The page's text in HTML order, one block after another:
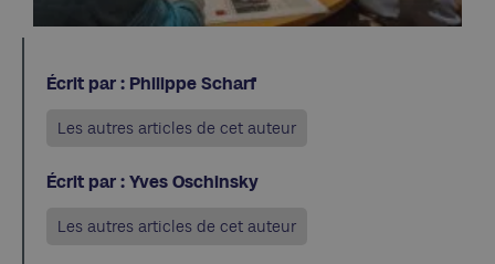
Écrit par : Philippe Scharf
Les autres articles de cet auteur
Écrit par : Yves Oschinsky
Les autres articles de cet auteur